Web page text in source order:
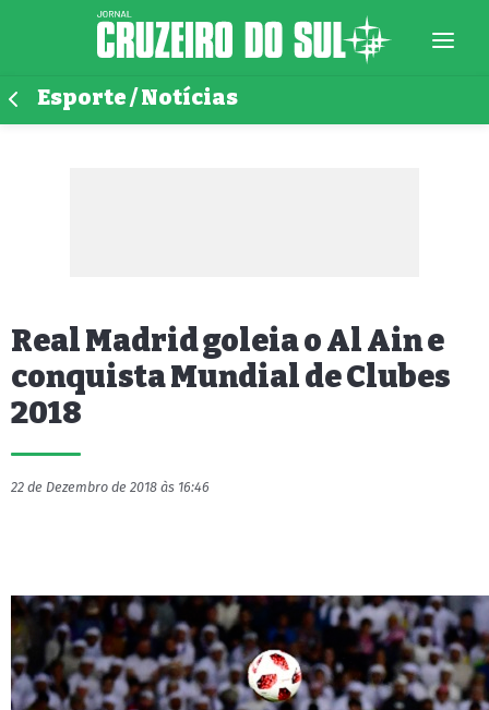
Esporte / Notícias
Real Madrid goleia o Al Ain e
conquista Mundial de Clubes
2018
22 de Dezembro de 2018 às 16:46